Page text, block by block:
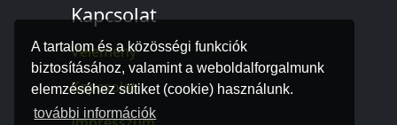
A tartalom és a közösségi funkciók
biztosításához, valamint a weboldalforgalmunk
elemzéséhez sütiket (cookie) használunk.
további információk
Kapcsolat
Vélemény
Kapcsolat